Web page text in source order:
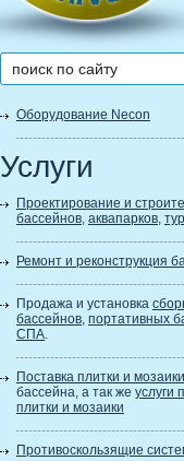
Оборудование Necon
Услуги
Проектирование и
бассейнов, аквапарков,
Ремонт и реконструкция
Продажа и установка
бассейнов, портативных
СПА.
Поставка плитки и мозаики
бассейна, а так же услуги
плитки и мозаики
Противоскользящие